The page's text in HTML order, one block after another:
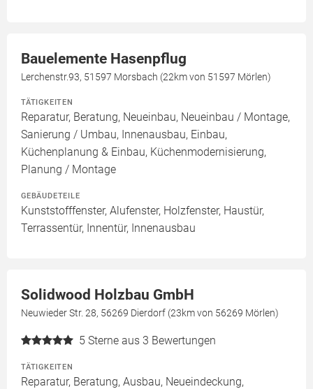
Bauelemente Hasenpflug
Lerchenstr.93, 51597 Morsbach (22km von 51597 Mörlen)
TÄTIGKEITEN
Reparatur, Beratung, Neueinbau, Neueinbau / Montage,
Sanierung / Umbau, Innenausbau, Einbau,
Küchenplanung & Einbau, Küchenmodernisierung,
Planung / Montage
GEBÄUDETEILE
Kunststofffenster, Alufenster, Holzfenster, Haustür,
Terrassentür, Innentür, Innenausbau
Solidwood Holzbau GmbH
Neuwieder Str. 28, 56269 Dierdorf (23km von 56269 Mörlen)
5 Sterne aus 3 Bewertungen
TÄTIGKEITEN
Reparatur, Beratung, Ausbau, Neueindeckung,